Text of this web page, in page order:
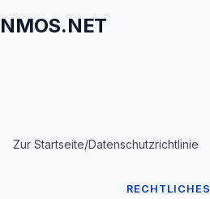
NMOS.NET
Zur Startseite/Datenschutzrichtlinie
RECHTLICHES